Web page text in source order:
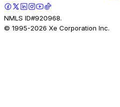
NMLS ID#920968.
© 1995-2026 Xe Corporation Inc.